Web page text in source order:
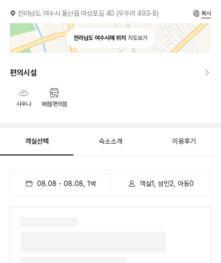
전라남도 여수시 돌산읍 마상포길 40 (우두리 493-8) 복사
전라남도 여수시에 위치 지도보기
편의시설
사우나 매점/편의점
객실선택 숙소소개 이용후기
08.08 - 08.08 1 박 객실1, 성인2, 아동0